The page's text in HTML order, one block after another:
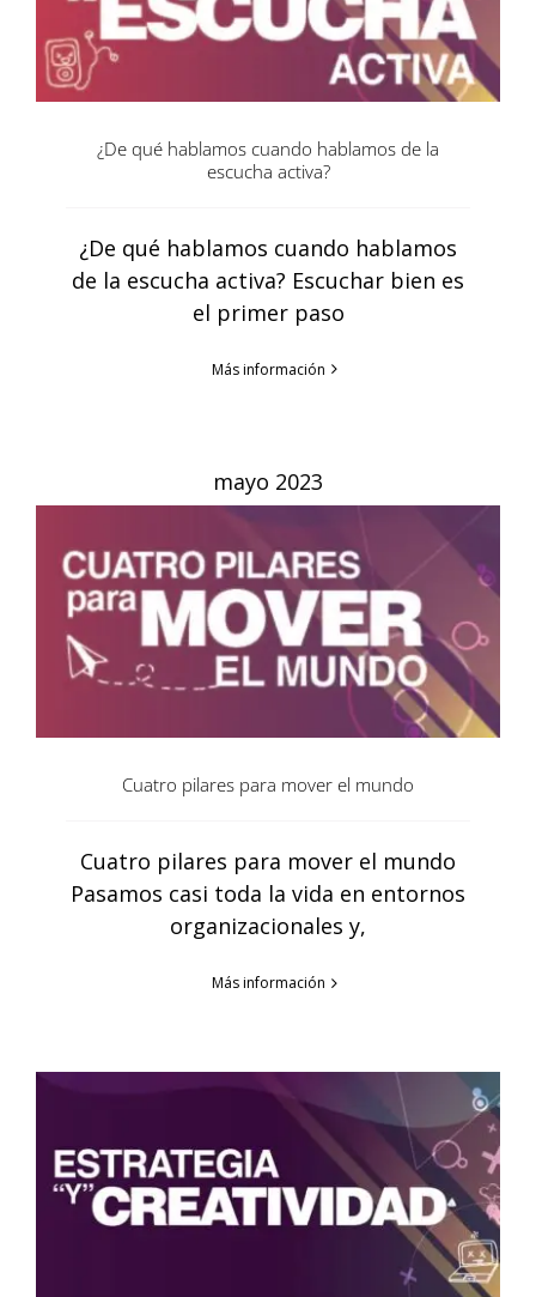
¿De qué hablamos cuando hablamos de la
escucha activa?
¿De qué hablamos cuando hablamos
de la escucha activa? Escuchar bien es
el primer paso
Más información
mayo 2023
Cuatro pilares para mover el mundo
Cuatro pilares para mover el mundo
Pasamos casi toda la vida en entornos
organizacionales y,
Más información